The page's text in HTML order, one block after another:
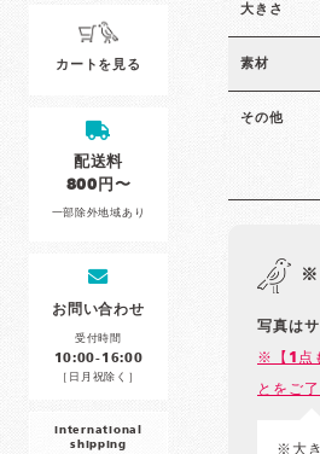
カートを見る
配送料
800円〜
一部除外地域あり
お問い合わせ
受付時間
10:00-16:00
［日月祝除く］
international
shipping
大きさ
素材
その他
※
写真は
※【1点
とをご
※大